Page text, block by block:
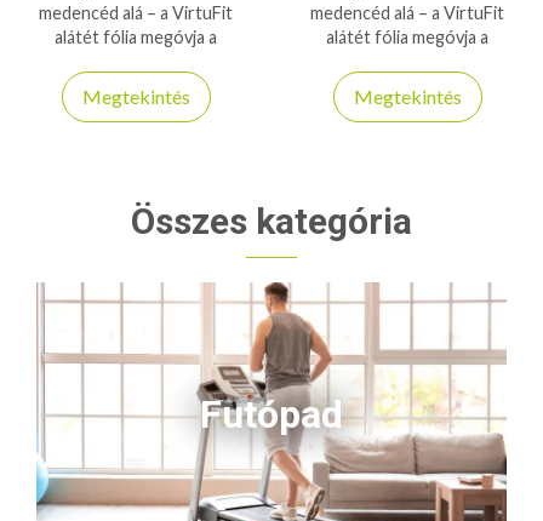
medencéd alá – a VirtuFit
alátét fólia megóvja a
meghosszabbítja a medence
élettartamát. Ideális választás
Megtekintés
medencéd alá – a VirtuFit
alátét fólia megóvja a
meghosszabbítja a medence
élettartamát. Ideális választás
Megtekintés
Összes kategória
Futópad